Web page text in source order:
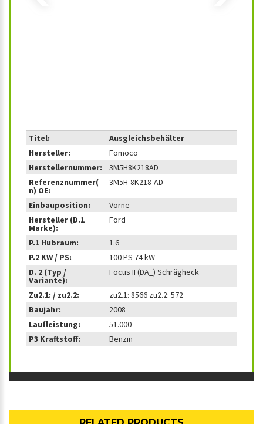
Titel:
Ausgleichsbehälter
Hersteller:
Fomoco
Herstellernummer:
3M5H8K218AD
Referenznummer(
n) OE:
3M5H-8K218-AD
Einbauposition:
Vorne
Hersteller (D.1
Marke):
Ford
P.1 Hubraum:
1.6
P.2 KW / PS:
100 PS 74 kW
D. 2 (Typ /
Variante):
Focus II (DA_) Schrägheck
Zu2.1: / zu2.2:
zu2.1: 8566 zu2.2: 572
Baujahr:
2008
Laufleistung:
51.000
P3 Kraftstoff:
Benzin